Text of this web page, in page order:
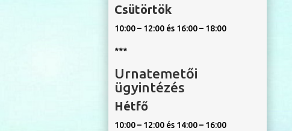
Csütörtök
10:00 – 12:00 és 16:00 – 18:00
***
Urnatemetői
ügyintézés
Hétfő
10:00 – 12:00 és 14:00 – 16:00